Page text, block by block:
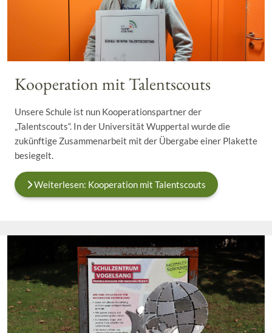
Kooperation mit Talentscouts
Unsere Schule ist nun Kooperationspartner der
„Talentscouts“. In der Universität Wuppertal wurde die
zukünftige Zusammenarbeit mit der Übergabe einer Plakette
besiegelt.
Weiterlesen: Kooperation mit Talentscouts